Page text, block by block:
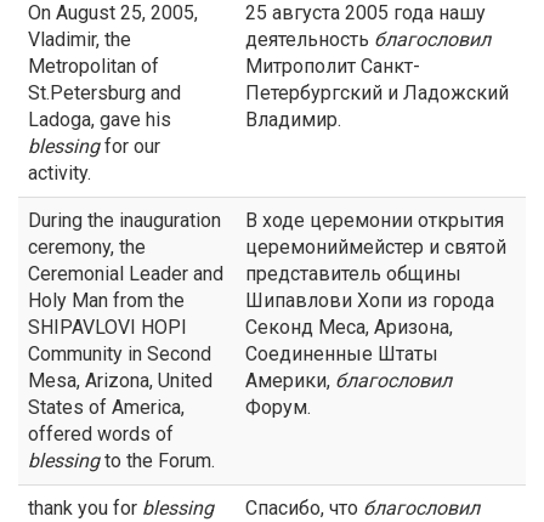
On August 25, 2005,
Vladimir, the
Metropolitan of
St.Petersburg and
Ladoga, gave his
blessingfor our
activity.
25 августа 2005 года нашу
деятельность благословил
Митрополит Санкт-
Петербургский и Ладожский
Владимир.
During the inauguration
ceremony, the
Ceremonial Leader and
Holy Man from the
SHIPAVLOVI HOPI
Community in Second
Mesa, Arizona, United
States of America,
offered words of
blessingto the Forum.
В ходе церемонии открытия
церемониймейстер и святой
представитель общины
Шипавлови Хопи из города
Секонд Меса, Аризона,
Соединенные Штаты
Америки, благословил
Форум.
thank you for blessing
Спасибо, что благословил